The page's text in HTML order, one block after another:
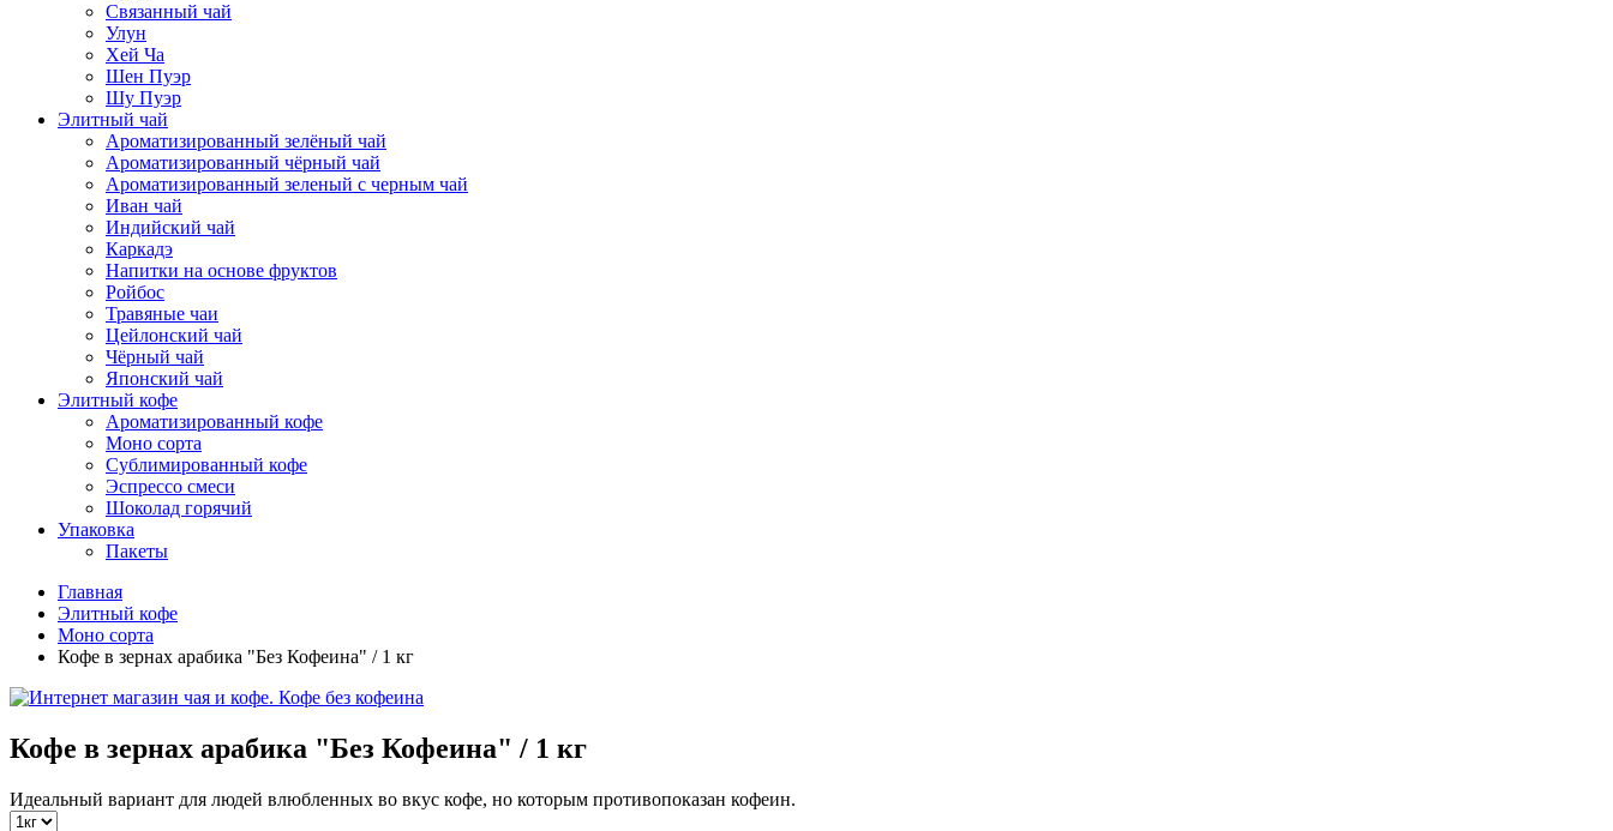
Связанный чай
Улун
Хей Ча
Шен Пуэр
Шу Пуэр
Элитный чай
Ароматизированный зелёный чай
Ароматизированный чёрный чай
Ароматизированный зеленый с черным чай
Иван чай
Индийский чай
Каркадэ
Напитки на основе фруктов
Ройбос
Травяные чаи
Цейлонский чай
Чёрный чай
Японский чай
Элитный кофе
Ароматизированный кофе
Моно сорта
Сублимированный кофе
Эспрессо смеси
Шоколад горячий
Упаковка
Пакеты
Главная
Элитный кофе
Моно сорта
Кофе в зернах арабика "Без Кофеина" / 1 кг
Кофе в зернах арабика "Без Кофеина" / 1 кг
Идеальный вариант для людей влюбленных во вкус кофе, но которым противопоказан кофеин.